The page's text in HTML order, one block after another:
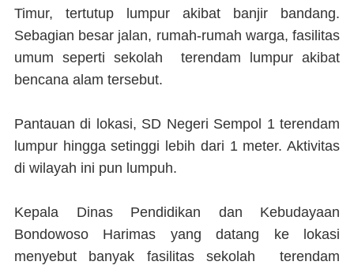
Timur, tertutup lumpur akibat banjir bandang.
Sebagian besar jalan, rumah-rumah warga, fasilitas
umum seperti sekolah terendam lumpur akibat
bencana alam tersebut.
Pantauan di lokasi, SD Negeri Sempol 1 terendam
lumpur hingga setinggi lebih dari 1 meter. Aktivitas
di wilayah ini pun lumpuh.
Kepala Dinas Pendidikan dan Kebudayaan
Bondowoso Harimas yang datang ke lokasi
menyebut banyak fasilitas sekolah terendam